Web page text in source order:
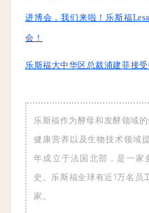
进博会，我们来啦！乐斯福
会！
乐斯福大中华区总裁浦建菲接
乐斯福作为酵母和发酵领域
健康营养以及生物技术领域
年成立于法国北部，是一家
史。乐斯福全球有近1万名员
家。